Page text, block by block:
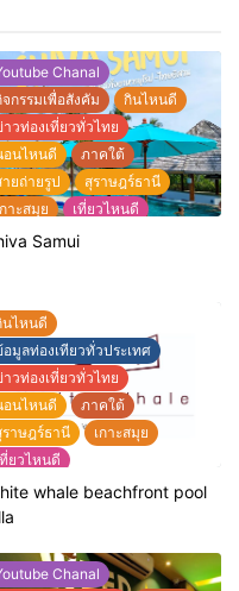
Chanal
กรรมเพื่อสังคัม
กินไหนดี
วท่องเที่ยวทั่วไทย
อนไหนดี
ภาคใต้
ยถ่ายรูป
สุราษฎร์ธานี
กาะสมุย
เที่ยวไหนดี
นะนำที่พักทั่วประเทศไทย
Samui
นไหนดี
มูลท่องเทียวทั่วประเทศ
วท่องเที่ยวทั่วไทย
อนไหนดี
ภาคใต้
าษฎร์ธานี
เกาะสมุย
ที่ยวไหนดี
ะนำที่พักทั่วประเทศไทย
นะนำร้านอาหารทั่วประเทศ
whale beachfront pool
Chanal